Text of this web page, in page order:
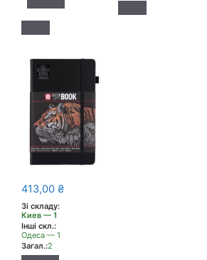
413,00 ₴
Зі складу:
Киев — 1
Інші скл.:
Одеса — 1
Загал.:2